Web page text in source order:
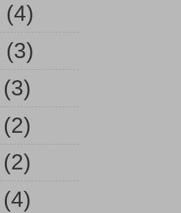
(4)
(3)
(3)
(2)
(2)
(4)